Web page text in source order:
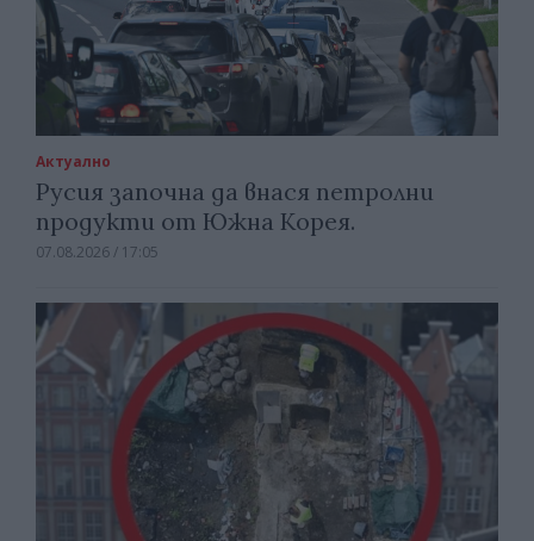
Актуално
Русия започна да внася петролни
продукти от Южна Корея.
07.08.2026 / 17:05